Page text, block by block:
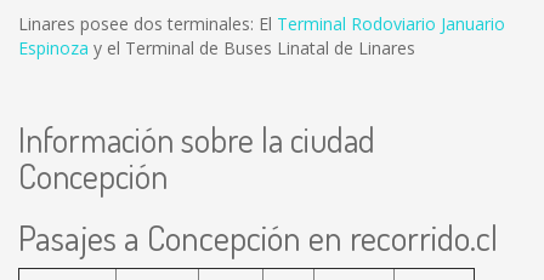
Linares posee dos terminales: El Terminal Rodoviario Januario
Espinoza y el Terminal de Buses Linatal de Linares
Información sobre la ciudad
Concepción
Pasajes a Concepción en recorrido.cl